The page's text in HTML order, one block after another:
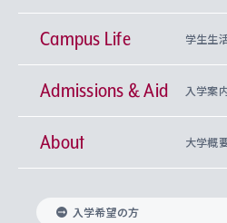
神学部
文学部
総合人間科学部
興味から学科を探す
上智大学の全学共通教育
基盤教育センター
キリスト教人間学
上智大学の語学教育
言語教育研究センター
上智大学のグローバル教
研究所 等
キリスト教文化研究所
中世思想研究所
Sophia Open Research
産官学連携
知的財産
Campus Life 学生生
学期区分と授業時間割
課外活動
課外教育プログラム
グローバルな学びのコミ
Admissions & Aid 入学案
上智大学で取得できる学
入れの方針）
About 大学概
理事長・学長メッセージ
入学希望の方